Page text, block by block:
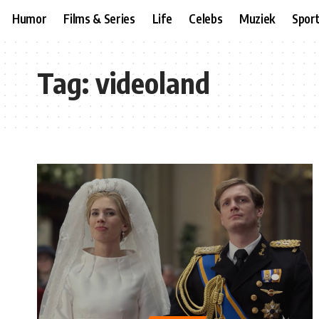
Humor Films & Series Life Celebs Muziek
Tag:videoland